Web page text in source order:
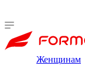
Женщинам